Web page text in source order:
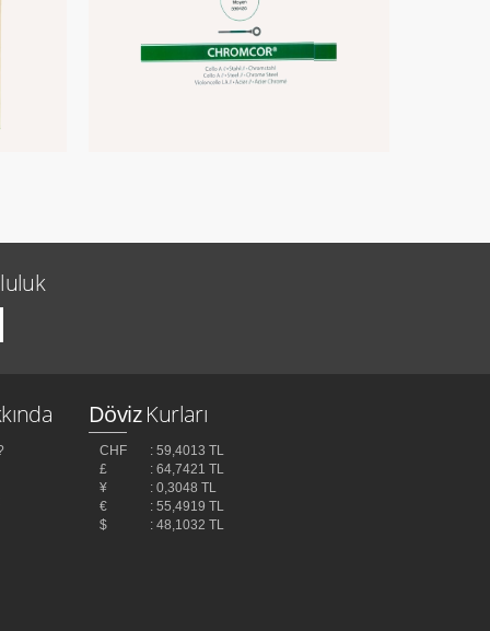
DövizKurları
CHF
: 59,4013 TL
£
: 64,7421 TL
¥
: 0,3048 TL
€
: 55,4919 TL
$
: 48,1032 TL